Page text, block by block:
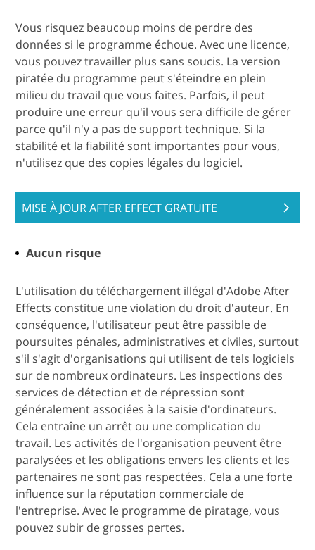
Vous risquez beaucoup moins de perdre des
données si le programme échoue. Avec une licence,
vous pouvez travailler plus sans soucis. La version
piratée du programme peut s'éteindre en plein
milieu du travail que vous faites. Parfois, il peut
produire une erreur qu'il vous sera difficile de gérer
parce qu'il n'y a pas de support technique. Si la
stabilité et la fiabilité sont importantes pour vous,
n'utilisez que des copies légales du logiciel.
MISE À JOUR AFTER EFFECT GRATUITE
Aucun risque
L'utilisation du téléchargement illégal d'Adobe After
Effects constitue une violation du droit d'auteur. En
conséquence, l'utilisateur peut être passible de
poursuites pénales, administratives et civiles, surtout
s'il s'agit d'organisations qui utilisent de tels logiciels
sur de nombreux ordinateurs. Les inspections des
services de détection et de répression sont
généralement associées à la saisie d'ordinateurs.
Cela entraîne un arrêt ou une complication du
travail. Les activités de l'organisation peuvent être
paralysées et les obligations envers les clients et les
partenaires ne sont pas respectées. Cela a une forte
influence sur la réputation commerciale de
l'entreprise. Avec le programme de piratage, vous
pouvez subir de grosses pertes.